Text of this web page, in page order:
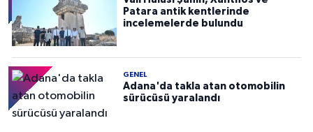
Patara antik kentlerinde
incelemelerde bulundu
GENEL
Adana'da takla atan otomobilin
sürücüsü yaralandı